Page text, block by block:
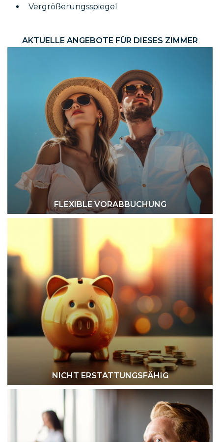
Vergrößerungsspiegel
AKTUELLE ANGEBOTE FÜR DIESES ZIMMER
FLEXIBLE VORABBUCHUNG
NICHT ERSTATTUNGSFÄHIG